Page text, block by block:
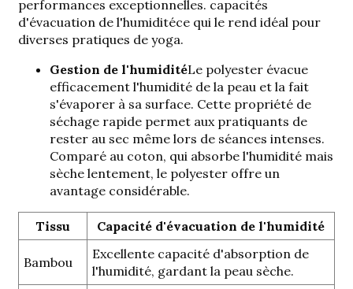
performances exceptionnelles. capacités
d'évacuation de l'humiditéce qui le rend idéal pour
diverses pratiques de yoga.
Gestion de l'humiditéLe polyester évacue
efficacement l'humidité de la peau et la fait
s'évaporer à sa surface. Cette propriété de
séchage rapide permet aux pratiquants de
rester au sec même lors de séances intenses.
Comparé au coton, qui absorbe l'humidité mais
sèche lentement, le polyester offre un
avantage considérable.
Tissu Capacité d'évacuation de l'humidité
Bambou
Excellente capacité d'absorption de
l'humidité, gardant la peau sèche.